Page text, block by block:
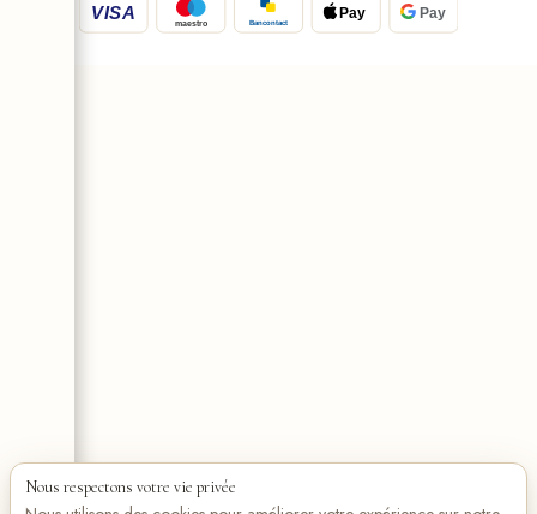
VISA
maestro Bancontact
Pay Pay
Nous respectons votre vie privée